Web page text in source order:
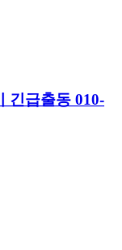
긴급출동 010-